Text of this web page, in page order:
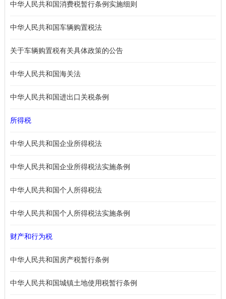
中华人民共和国消费税暂行条例实施细则
中华人民共和国车辆购置税法
关于车辆购置税有关具体政策的公告
中华人民共和国海关法
中华人民共和国进出口关税条例
所得税
中华人民共和国企业所得税法
中华人民共和国企业所得税法实施条例
中华人民共和国个人所得税法
中华人民共和国个人所得税法实施条例
财产和行为税
中华人民共和国房产税暂行条例
中华人民共和国城镇土地使用税暂行条例